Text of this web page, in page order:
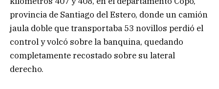
provincia de Santiago del Estero, donde un camión
jaula doble que transportaba 53 novillos perdió el
control y volcó sobre la banquina, quedando
completamente recostado sobre su lateral
derecho.